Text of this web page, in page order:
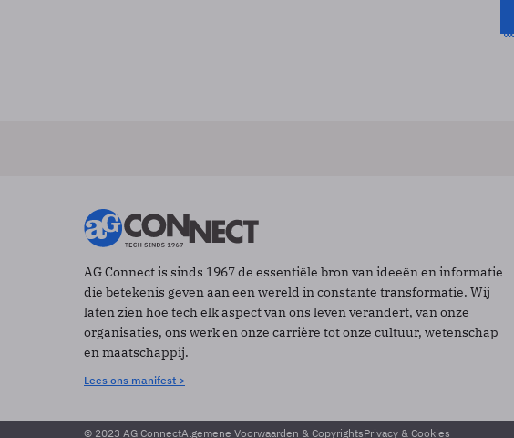
AG Connect is sinds 1967 de essentiële bron van ideeën en informatie
die betekenis geven aan een wereld in constante transformatie. Wij
laten zien hoe tech elk aspect van ons leven verandert, van onze
organisaties, ons werk en onze carrière tot onze cultuur, wetenschap
en maatschappij.
Lees ons manifest >
© 2023 AG ConnectAlgemene Voorwaarden & CopyrightsPrivacy & Cookies